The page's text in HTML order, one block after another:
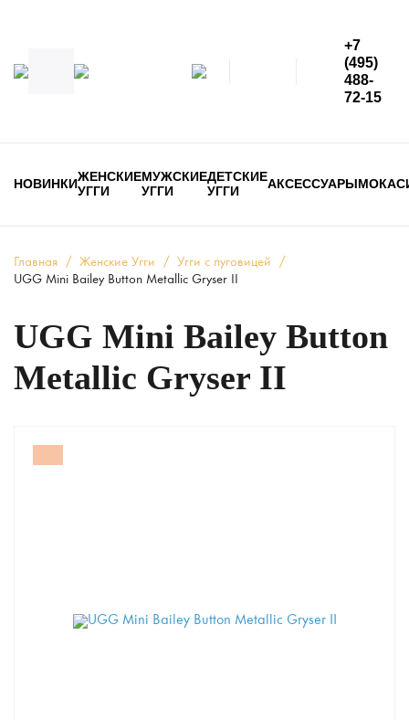
+7
(495)
488-
72-15
НОВИНКИЖЕНСКИЕ
УГГИ
МУЖСКИЕ
УГГИ
ДЕТСКИЕ
УГГИ
АКСЕССУАРЫ
Главная / Женские Угги / Угги с пуговицей
/
UGG Mini Bailey Button Metallic Gryser II
UGG Mini Bailey Button
Metallic Gryser II